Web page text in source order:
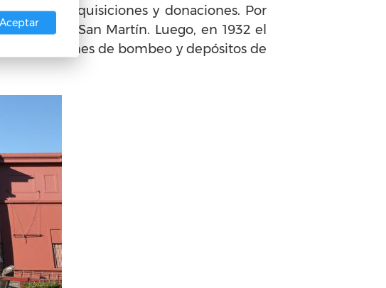
adquisiciones y donaciones. Por
General San Martín. Luego, en 1932 el
estaciones de bombeo y depósitos de
Aceptar